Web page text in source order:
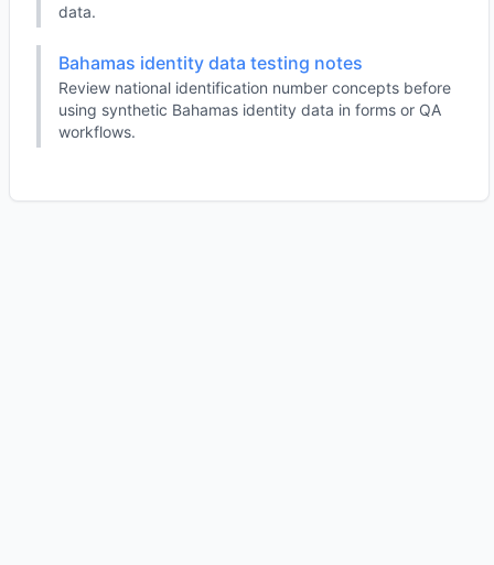
data.
Bahamas identity data testing notes
Review national identification number concepts before
using synthetic Bahamas identity data in forms or QA
workflows.